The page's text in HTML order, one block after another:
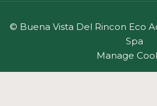
© Buena Vista Del Rincon Eco
Spa
Manage